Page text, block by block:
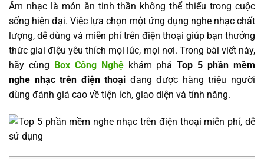
Âm nhạc là món ăn tinh thần không thể thiếu trong cuộc
sống hiện đại. Việc lựa chọn một ứng dụng nghe nhạc chất
lượng, dễ dùng và miễn phí trên điện thoại giúp bạn thưởng
thức giai điệu yêu thích mọi lúc, mọi nơi. Trong bài viết này,
hãy cùng Box Công Nghệkhám pháTop 5 phần mềm
nghe nhạc trên điện thoại đang được hàng triệu người
dùng đánh giá cao về tiện ích, giao diện và tính năng.